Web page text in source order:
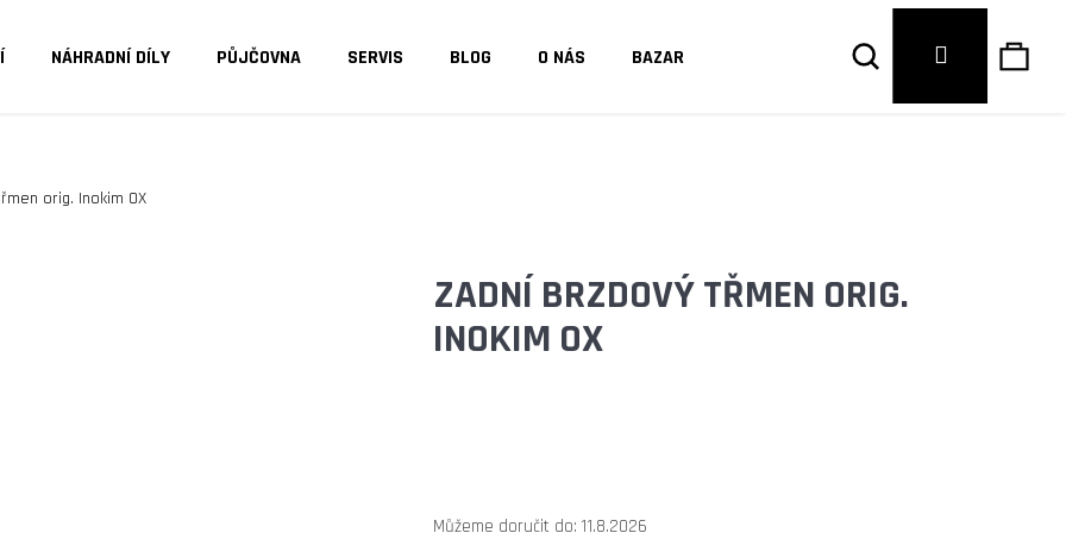
NÁHRADNÍ DÍLY PŮJČOVNA SERVIS BLOG O NÁS BAZAR Hledat Přihlášení
orig. Inokim OX
ZADNÍ BRZDOVÝ TŘMEN ORIG.
INOKIM OX
Můžeme doručit do: 11.8.2026